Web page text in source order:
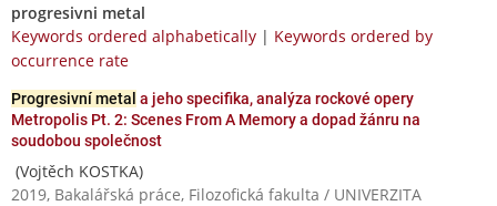
progresivni metal
Keywords ordered alphabetically | Keywords ordered by
occurrence rate
Progresivní metal a jeho specifika, analýza rockové opery
Metropolis Pt. 2: Scenes From A Memory a dopad žánru na
soudobou společnost
(Vojtěch KOSTKA)
2019, Bakalářská práce, Filozofická fakulta / UNIVERZITA